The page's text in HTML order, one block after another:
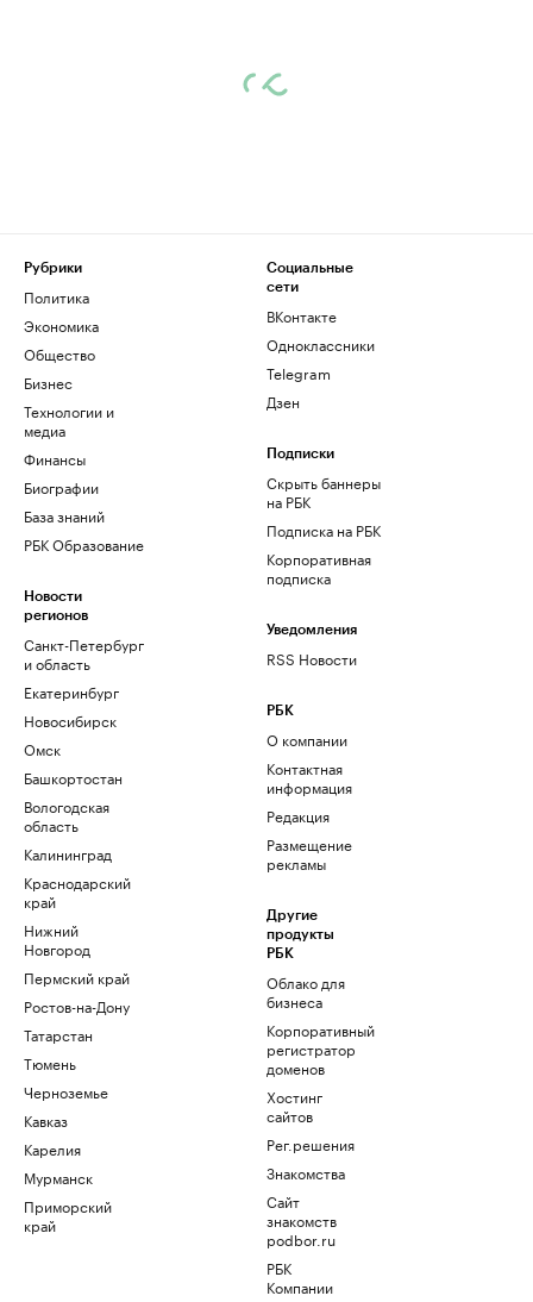
Рубрики
Политика
Экономика
Общество
Бизнес
Технологии и
медиа
Финансы
Биографии
База знаний
РБК Образование
Новости
регионов
Санкт-Петербург
и область
Екатеринбург
Новосибирск
Омск
Башкортостан
Вологодская
область
Калининград
Краснодарский
край
Нижний
Новгород
Пермский край
Ростов-на-Дону
Татарстан
Тюмень
Черноземье
Кавказ
Карелия
Мурманск
Приморский
край
Социальные
сети
ВКонтакте
Одноклассники
Telegram
Дзен
Подписки
Скрыть баннеры
на РБК
Подписка на РБК
Корпоративная
подписка
Уведомления
RSS Новости
РБК
О компании
Контактная
информация
Редакция
Размещение
рекламы
Другие
продукты
РБК
Облако для
бизнеса
Корпоративный
регистратор
доменов
Хостинг
сайтов
Рег.решения
Знакомства
Сайт
знакомств
podbor.ru
РБК
Компании